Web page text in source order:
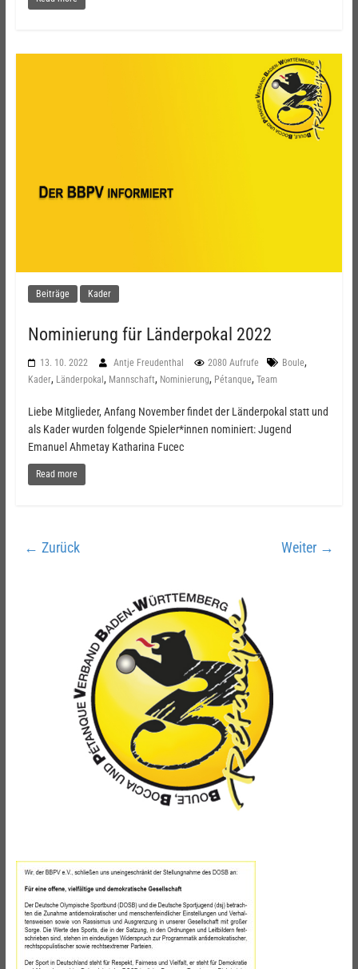
Beiträge Kader
Nominierung für Länderpokal 2022
13. 10. 2022 Antje Freudenthal 2080 Aufrufe Boule,
Kader, Länderpokal, Mannschaft, Nominierung, Pétanque, Team
Liebe Mitglieder, Anfang November findet der Länderpokal statt und
als Kader wurden folgende Spieler*innen nominiert: Jugend
Emanuel Ahmetay Katharina Fucec
Read more
← Zurück Weiter →